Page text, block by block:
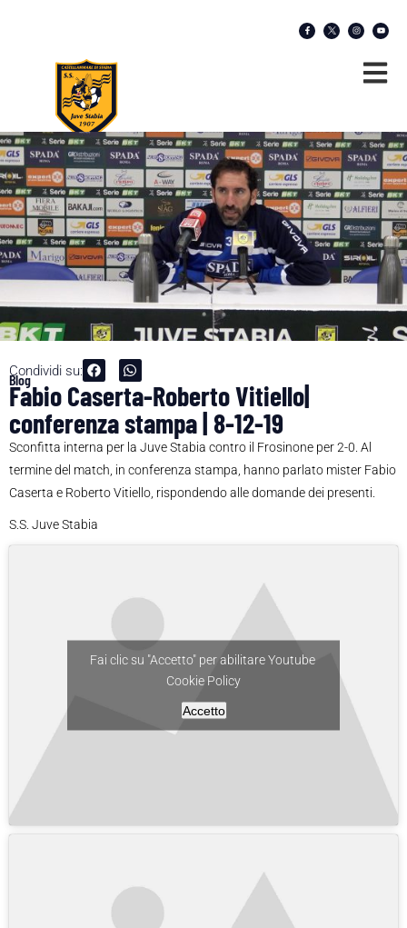
Condividi su:
Blog
Fabio Caserta-Roberto Vitiello|
conferenza stampa | 8-12-19
Sconfitta interna per la Juve Stabia contro il Frosinone per 2-0. Al
termine del match, in conferenza stampa, hanno parlato mister Fabio
Caserta e Roberto Vitiello, rispondendo alle domande dei presenti.
S.S. Juve Stabia
Fai clic su "Accetto" per abilitare Youtube
Cookie Policy
Accetto